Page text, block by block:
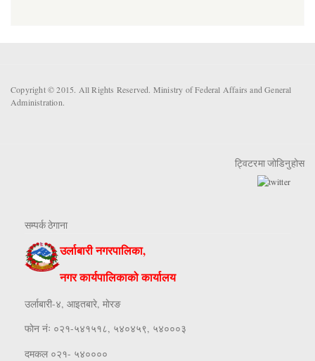
Copyright © 2015. All Rights Reserved. Ministry of Federal Affairs and General
Administration.
ट्विटरमा जोडिनुहोस
सम्पर्क ठेगाना
उर्लाबारी नगरपालिका,
नगर कार्यपालिकाको कार्यालय
उर्लाबारी-४, आइतबारे, माेरङ
फाेन नंः ०२१-५४१५१८, ५४०४५९, ५४०००३
दमकल ०२१- ५४००००